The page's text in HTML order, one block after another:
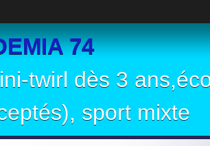
74
twirl dès 3
sport mixte